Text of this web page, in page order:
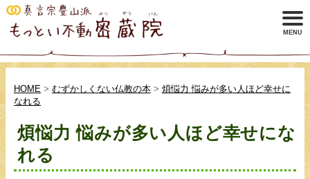
HOME > むずかしくない仏教の本 > 煩悩力 悩みが多い人ほど幸せに
なれる
煩悩力 悩みが多い人ほど幸せにな
れる